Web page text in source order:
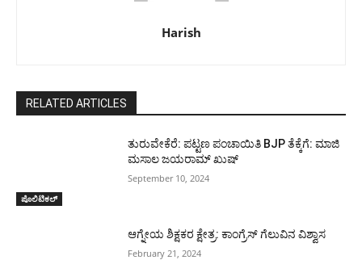
Harish
RELATED ARTICLES
ಪೊಲಿಟಿಕಲ್
ತುರುವೇಕೆರೆ: ಪಟ್ಟಣ ಪಂಚಾಯಿತಿ BJP ತೆಕ್ಕೆಗೆ: ಮಾಜಿ
ಮಸಾಲ ಜಯರಾಮ್ ಖುಷ್
September 10, 2024
ಆಗ್ನೇಯ ಶಿಕ್ಷಕರ ಕ್ಷೇತ್ರ: ಕಾಂಗ್ರೆಸ್ ಗೆಲುವಿನ ವಿಶ್ವಾಸ
February 21, 2024